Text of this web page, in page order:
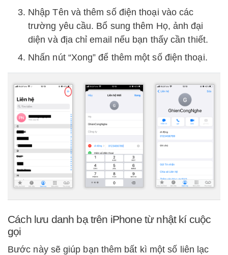
Nhập Tên và thêm số điện thoại vào các
trường yêu cầu. Bổ sung thêm Họ, ảnh đại
diện và địa chỉ email nếu bạn thấy cần thiết.
Nhấn nút “Xong” để thêm một số điện thoại.
Cách lưu danh bạ trên iPhone từ nhật kí cuộc
gọi
Bước này sẽ giúp bạn thêm bất kì một số liên lạc